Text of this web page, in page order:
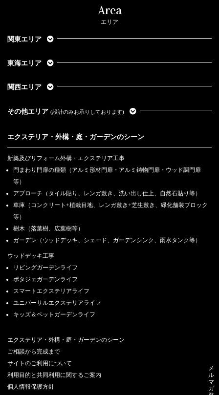
Area
エリア
関東エリア
東海エリア
関西エリア
その他エリア (設計のみお承りしております)
エクステリア・外構・庭・ガーデンのシーン
新築及びリフォーム外構・エクステリア工事
門まわり門扉の種類（アルミ形材門扉・アルミ鋳物門扉・ウッド調門扉
等）
アプローチ（タイル貼り、レンガ敷き、洗い出し仕上、自然石貼り等）
車庫（コンクリート+植栽目地、レンガ敷き+芝生敷き、緑化舗装ブロック
等）
樹木（落葉樹、広葉樹等）
ガーデン（ウッドデッキ、シェード、ガーデンシンク、雨水タンク等）
ウッドデッキ工事
リビングガーデンライフ
ポタジェガーデンライフ
スマートエクステリアライフ
ユニバーサルエクステリアライフ
キッズ＆ペットガーデンライフ
エクステリア・外構・庭・ガーデンのシーン
ご相談から完成まで
サイトのご利用について
利用目的と共同利用に関するご案内
個人情報保護方針
メ
ル
マ
ガ